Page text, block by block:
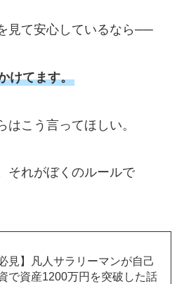
見て安心しているなら──
けてます。
はこう言ってほしい。
それがぼくのルールで
必見】凡人サラリーマンが自己
で資産1200万円を突破した話